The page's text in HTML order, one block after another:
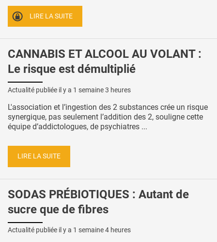
LIRE LA SUITE
CANNABIS ET ALCOOL AU VOLANT :
Le risque est démultiplié
Actualité publiée il y a 1 semaine 3 heures
L'association et l’ingestion des 2 substances crée un risque
synergique, pas seulement l’addition des 2, souligne cette
équipe d’addictologues, de psychiatres ...
LIRE LA SUITE
SODAS PRÉBIOTIQUES : Autant de
sucre que de fibres
Actualité publiée il y a 1 semaine 4 heures